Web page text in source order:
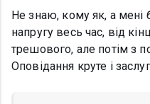
Не знаю, кому як, а мені
напругу весь час, від
трешового, але потім з
Оповідання круте і